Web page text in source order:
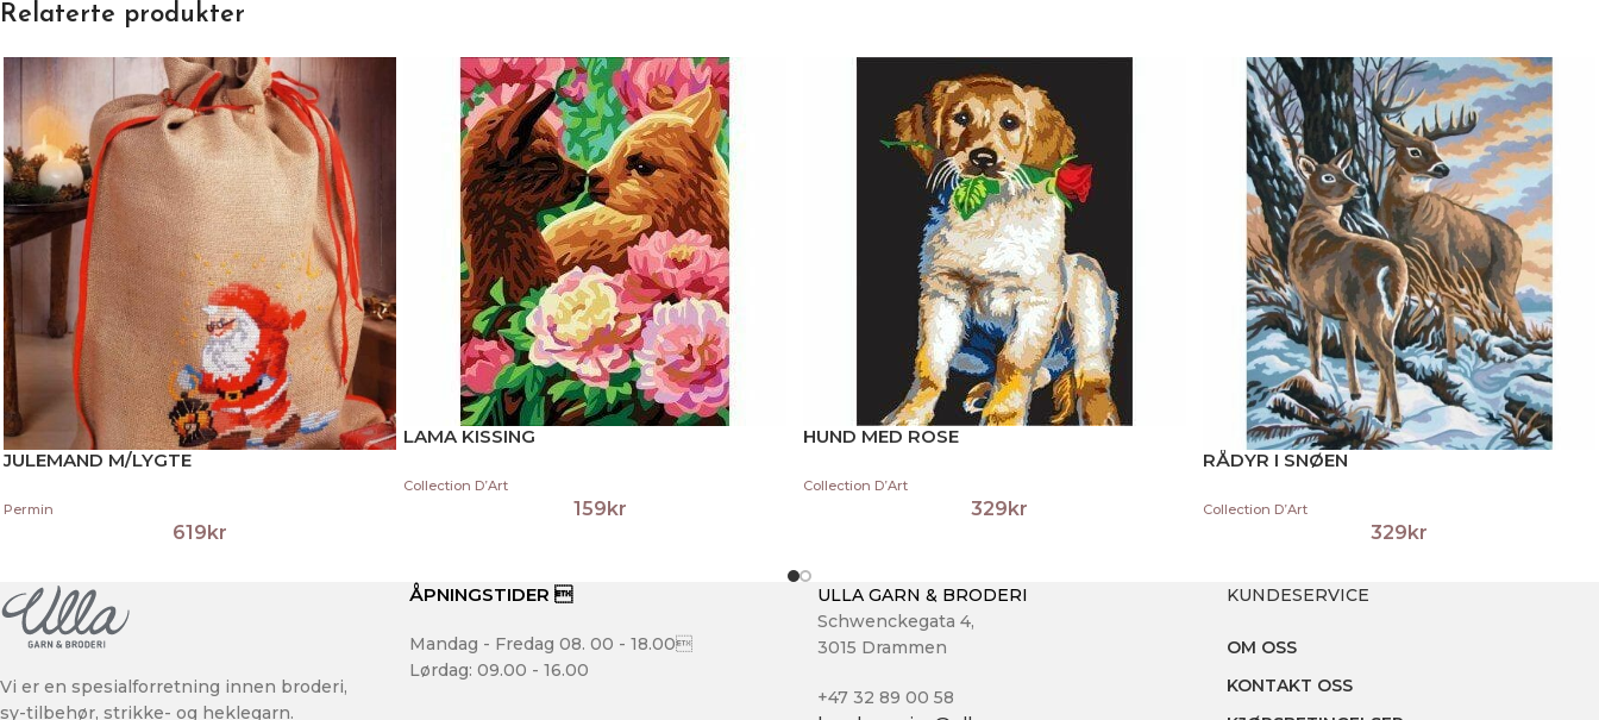
Relaterte produkter
JULEMAND M/LYGTE
Permin
619kr
LAMA KISSING
Collection D’Art
159kr
HUND MED ROSE
Collection D’Art
329kr
RÅDYR I SNØEN
Collection D’Art
329kr
Vi er en spesialforretning innen broderi,
sy-tilbehør, strikke- og heklegarn.
ÅPNINGSTIDER 
Mandag - Fredag 08. 00 - 18.00
Lørdag: 09.00 - 16.00
ULLA GARN & BRODERI
Schwenckegata 4,
3015 Drammen
+47 32 89 00 58
KUNDESERVICE
OM OSS
KONTAKT OSS